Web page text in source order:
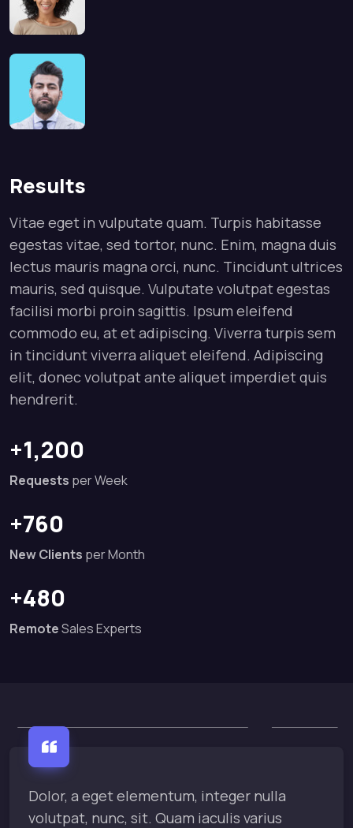
Results
Vitae eget in vulputate quam. Turpis habitasse
egestas vitae, sed tortor, nunc. Enim, magna duis
lectus mauris magna orci, nunc. Tincidunt ultrices
mauris, sed quisque. Vulputate volutpat egestas
facilisi morbi proin sagittis. Ipsum eleifend
commodo eu, at et adipiscing. Viverra turpis sem
in tincidunt viverra aliquet eleifend. Adipiscing
elit, donec volutpat ante aliquet imperdiet quis
hendrerit.
+1,200
Requests per Week
+760
New Clients per Month
+480
RemoteSales Experts
Dolor, a eget elementum, integer nulla
volutpat, nunc, sit. Quam iaculis varius